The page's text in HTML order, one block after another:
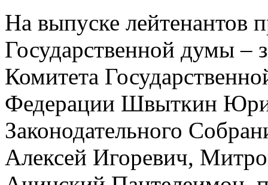
На выпуске лейтенантов
Государственной думы –
Комитета
Федерации Швыткин
Законодательного
Алексей Игоревич,